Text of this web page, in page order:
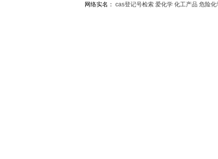
网络实名： cas登记号检索 爱化学 化工产品 危险化